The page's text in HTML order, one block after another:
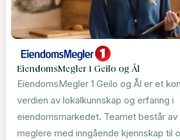
EiendomsMegler 1 Geilo og Ål
EiendomsMegler 1 Geilo og Ål er et
verdien av lokalkunnskap og erfaring i
eiendomsmarkedet. Teamet består
meglere med inngående kjennskap til